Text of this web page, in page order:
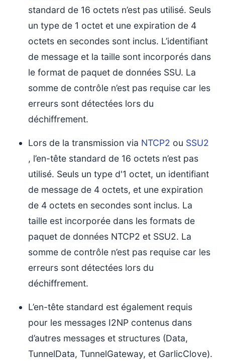
standard de 16 octets n’est pas utilisé. Seuls
un type de 1 octet et une expiration de 4
octets en secondes sont inclus. L’identifiant
de message et la taille sont incorporés dans
le format de paquet de données SSU. La
somme de contrôle n’est pas requise car les
erreurs sont détectées lors du
déchiffrement.
Lors de la transmission via NTCP2 ou SSU2
, l’en-tête standard de 16 octets n’est pas
utilisé. Seuls un type d'1 octet, un identifiant
de message de 4 octets, et une expiration
de 4 octets en secondes sont inclus. La
taille est incorporée dans les formats de
paquet de données NTCP2 et SSU2. La
somme de contrôle n’est pas requise car les
erreurs sont détectées lors du
déchiffrement.
L’en-tête standard est également requis
pour les messages I2NP contenus dans
d’autres messages et structures (Data,
TunnelData, TunnelGateway, et GarlicClove).